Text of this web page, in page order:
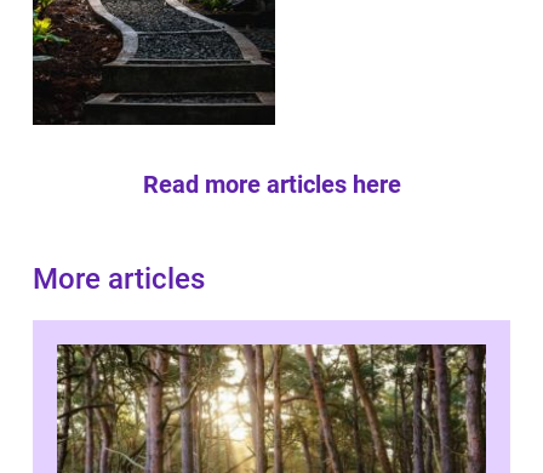
Read more articles here
More articles